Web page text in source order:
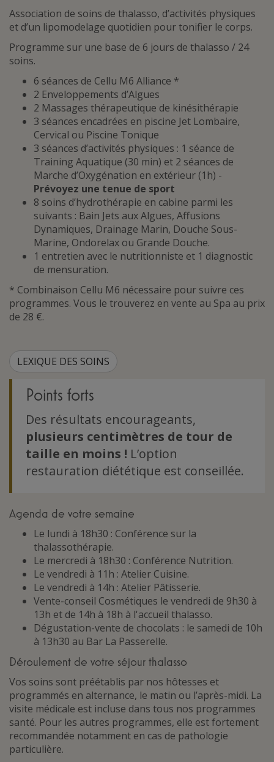
Association de soins de thalasso, d’activités physiques
et d’un lipomodelage quotidien pour tonifier le corps.
Programme sur une base de 6 jours de thalasso / 24
soins.
6 séances de Cellu M6 Alliance *
2 Enveloppements d’Algues
2 Massages thérapeutique de kinésithérapie
3 séances encadrées en piscine Jet Lombaire,
Cervical ou Piscine Tonique
3 séances d’activités physiques : 1 séance de
Training Aquatique (30 min) et 2 séances de
Marche d’Oxygénation en extérieur (1h) -
Prévoyez une tenue de sport
8 soins d’hydrothérapie en cabine parmi les
suivants : Bain Jets aux Algues, Affusions
Dynamiques, Drainage Marin, Douche Sous-
Marine, Ondorelax ou Grande Douche.
1 entretien avec le nutritionniste et 1 diagnostic
de mensuration.
* Combinaison Cellu M6 nécessaire pour suivre ces
programmes. Vous le trouverez en vente au Spa au prix
de 28 €.
LEXIQUE DES SOINS
Points forts
Des résultats encourageants,
plusieurs centimètres de tour de
taille en moins ! L’option
restauration diététique est conseillée.
Agenda de votre semaine
Le lundi à 18h30 : Conférence sur la
thalassothérapie.
Le mercredi à 18h30 : Conférence Nutrition.
Le vendredi à 11h : Atelier Cuisine.
Le vendredi à 14h : Atelier Pâtisserie.
Vente-conseil Cosmétiques le vendredi de 9h30 à
13h et de 14h à 18h à l'accueil thalasso.
Dégustation-vente de chocolats : le samedi de 10h
à 13h30 au Bar La Passerelle.
Déroulement de votre séjour thalasso
Vos soins sont préétablis par nos hôtesses et
programmés en alternance, le matin ou l’après-midi. La
visite médicale est incluse dans tous nos programmes
santé. Pour les autres programmes, elle est fortement
recommandée notamment en cas de pathologie
particulière.